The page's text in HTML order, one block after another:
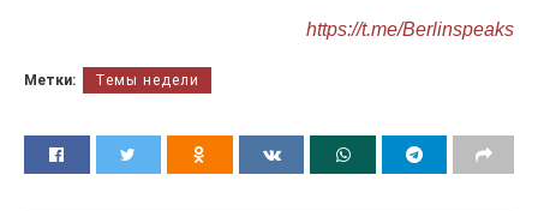
https://t.me/Berlinspeaks
Метки: Темы недели